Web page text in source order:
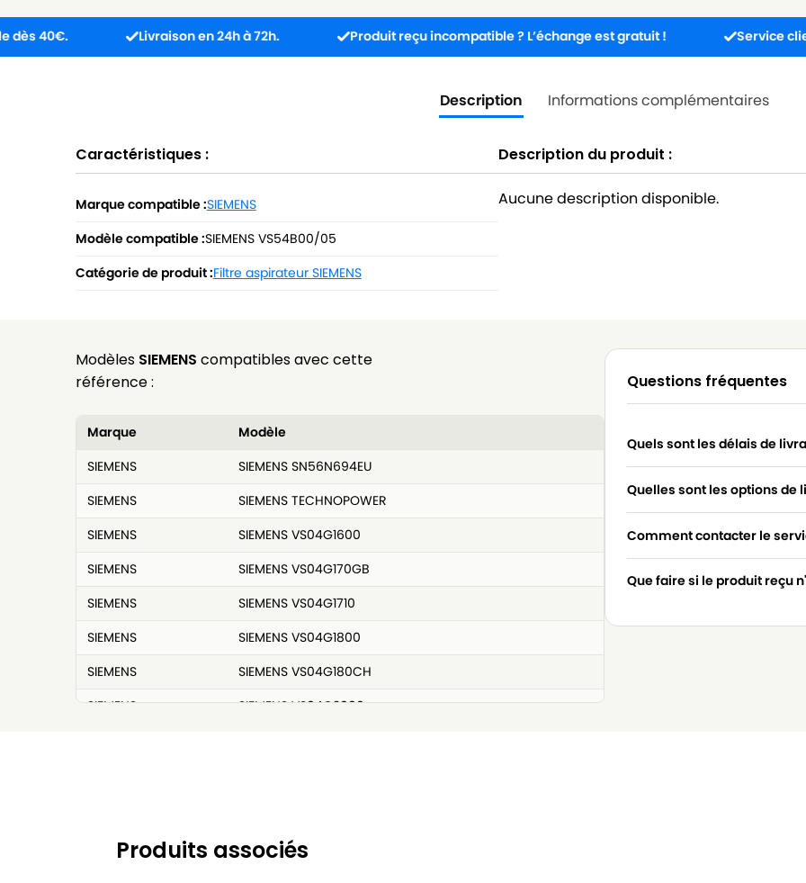
Livraison en 24h à 72h. Produit reçu incompatible ? L’échange est gratuit ! Service client
Description Informations complémentaires
Caractéristiques :
Marque compatible :SIEMENS
Modèle compatible :SIEMENS VS54B00/05
Catégorie de produit :Filtre aspirateur SIEMENS
Description du produit :
Aucune description disponible.
Modèles SIEMENS compatibles avec cette
référence :
Marque
Modèle
SIEMENS
SIEMENS SN56N694EU
SIEMENS
SIEMENS TECHNOPOWER
SIEMENS
SIEMENS VS04G1600
SIEMENS
SIEMENS VS04G170GB
SIEMENS
SIEMENS VS04G1710
SIEMENS
SIEMENS VS04G1800
SIEMENS
SIEMENS VS04G180CH
SIEMENS
SIEMENS VS04G2000
SIEMENS
SIEMENS VS04G2080/08
Questions fréquentes
Quels sont les délais de
Quelles sont les options de
Comment contacter le
Que faire si le produit reçu
Produits associés